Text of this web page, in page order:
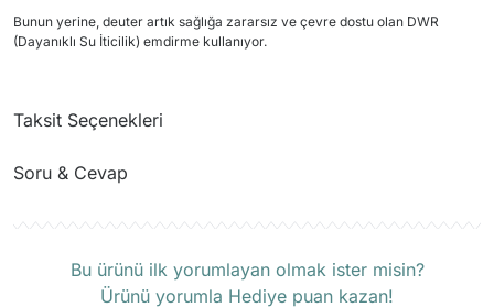
Bunun yerine, deuter artık sağlığa zararsız ve çevre dostu olan DWR
(Dayanıklı Su İticilik) emdirme kullanıyor.
Taksit Seçenekleri
Soru & Cevap
Bu ürünü ilk yorumlayan olmak ister misin?
Ürünü yorumla Hediye puan kazan!